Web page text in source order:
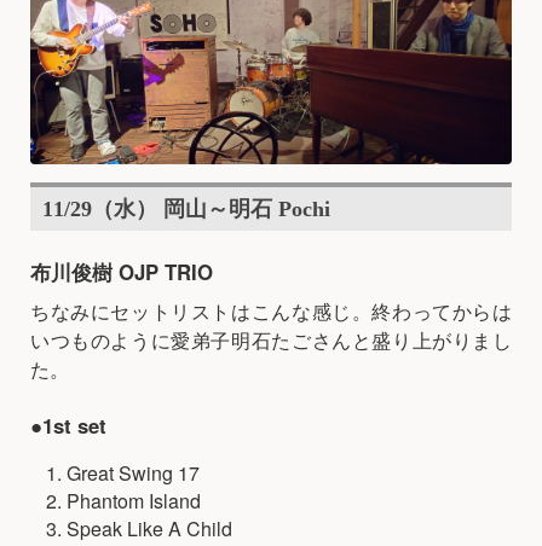
11/29（水） 岡山～明石 Pochi
布川俊樹 OJP TRIO
ちなみにセットリストはこんな感じ。終わってからは
いつものように愛弟子明石たごさんと盛り上がりまし
た。
●1st set
Great Swing 17
Phantom Island
Speak Like A Child